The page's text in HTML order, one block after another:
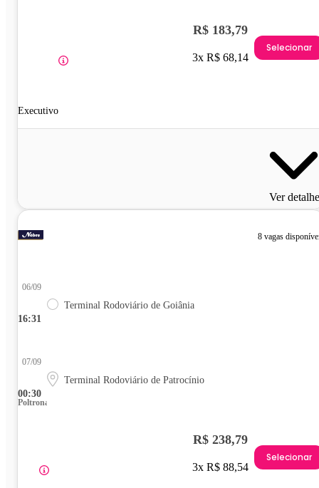
Executivo
R$ 183,79
3x R$ 68,14
Selecionar
Ver
8 vagas
16:31
06/09
Terminal Rodoviário de Goiânia
00:30
07/09
Terminal Rodoviário de Patrocínio
Poltrona
R$ 238,79
3x R$ 88,54
Selecionar